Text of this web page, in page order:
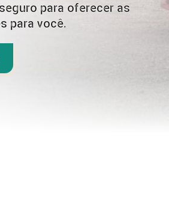
para oferecer as
para você.